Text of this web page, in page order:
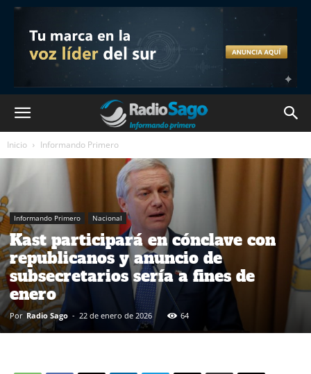
Inicio Informando Primero
Informando Primero Nacional
Kast participará en cónclave con
republicanos y anuncio de
subsecretarios sería a fines de
enero
Por Radio Sago - 22 de enero de 2026 64